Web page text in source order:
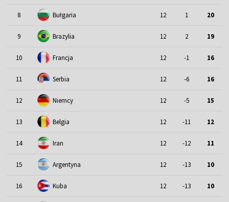
8 Bułgaria 12 1 20
9 Brazylia 12 2 19
10 Francja 12 -1 16
11 Serbia 12 -6 16
12 Niemcy 12 -5 15
13 Belgia 12 -11 12
14 Iran 12 -12 11
15 Argentyna 12 -13 10
16 Kuba 12 -13 10